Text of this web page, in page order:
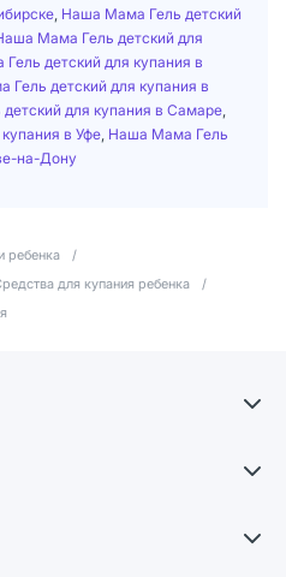
Наша Мама Гель детский
Мама Гель детский для
детский для купания в
детский для купания в
для купания в Самаре
в Уфе Наша Мама Гель
на-Дону
ребенка
/
для купания ребенка
/